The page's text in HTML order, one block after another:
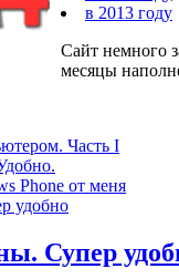
в 2013 году
Сайт немного
месяцы
Часть I
Phone от меня
удобно
Супер